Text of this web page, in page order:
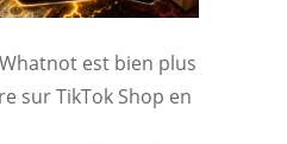
est bien plus
sur TikTok Shop en